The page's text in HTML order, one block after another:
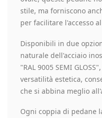
stile, ma forniscono
per facilitare l'accesso
Disponibili in due
naturale dell'acciaio
"RAL 9005 SEMI
versatilità estetica,
che si abbina meglio
Ogni coppia di pedane